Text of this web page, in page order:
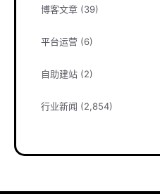
博客文章 (39)
平台运营 (6)
自助建站 (2)
行业新闻 (2,854)